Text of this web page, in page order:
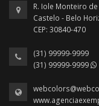
R. Iole Monteiro
Castelo - Belo
CEP: 30840-470
(31) 99999-9999
(31) 99999-9999